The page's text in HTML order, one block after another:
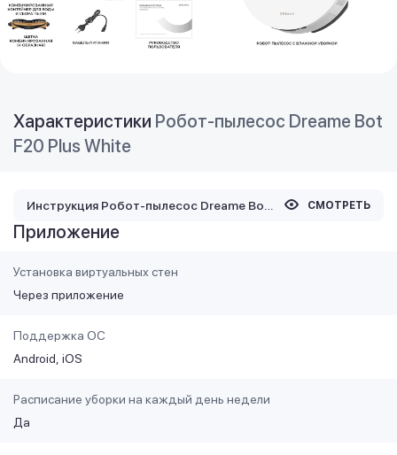
Характеристики Робот-пылесос Dreame Bot
F20 Plus White
Инструкция Робот-пылесос Dreame Bot F20 Plus White СМОТРЕТЬ
Приложение
Установка виртуальных стен
Через приложение
Поддержка ОС
Android iOS
Расписание уборки на каждый день недели
Да